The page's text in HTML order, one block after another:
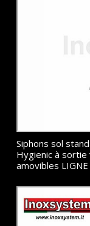
Siphons sol
Hygienic à sortie
amovibles